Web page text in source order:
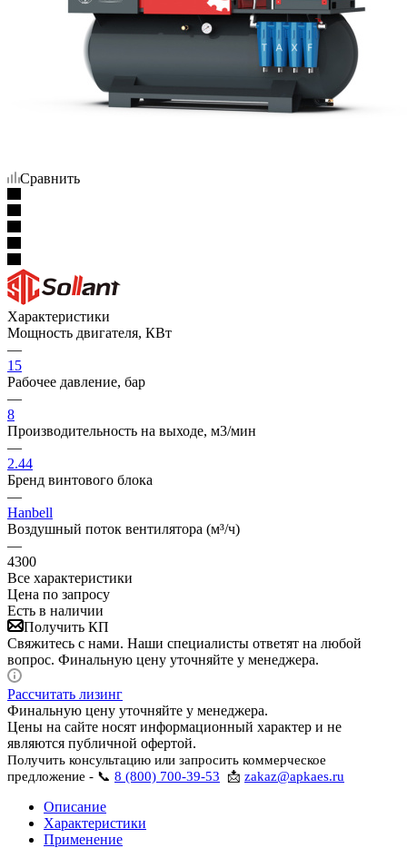
Сравнить
Характеристики
Мощность двигателя, КВт
—
15
Рабочее давление, бар
—
8
Производительность на выходе, м3/мин
—
2.44
Бренд винтового блока
—
Hanbell
Воздушный поток вентилятора (м³/ч)
—
4300
Все характеристики
Цена по запросу
Есть в наличии
Получить КП
Свяжитесь с нами. Наши специалисты ответят на любой
вопрос. Финальную цену уточняйте у менеджера.
Рассчитать лизинг
Финальную цену уточняйте у менеджера.
Цены на сайте носят информационный характер и не
являются публичной офертой.
Получить консультацию или запросить коммерческое
предложение - 📞 8 (800) 700-39-53 📩 zakaz@apkaes.ru
Описание
Характеристики
Применение